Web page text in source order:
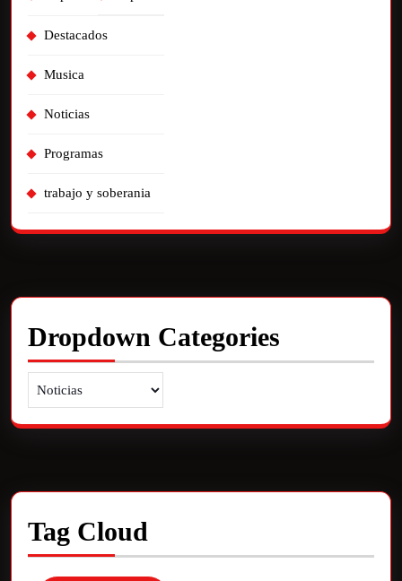
Destacados
Musica
Noticias
Programas
trabajo y soberania
Dropdown Categories
Tag Cloud